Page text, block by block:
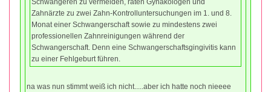
Schwangeren zu vermeiden, raten Gynäkologen und
Zahnärzte zu zwei Zahn-Kontrolluntersuchungen im 1. und 8.
Monat einer Schwangerschaft sowie zu mindestens zwei
professionellen Zahnreinigungen während der
Schwangerschaft. Denn eine Schwangerschaftsgingivitis kann
zu einer Fehlgeburt führen.
na was nun stimmt weiß ich nicht.....aber ich hatte noch nieeee